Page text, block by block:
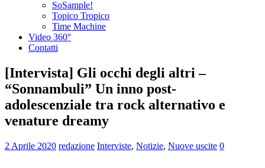
SoSample!
Topico Tropico
Time Machine
Video 360°
Contatti
[Intervista] Gli occhi degli altri –
“Sonnambuli” Un inno post-
adolescenziale tra rock alternativo e
venature dreamy
2 Aprile 2020 redazione Interviste, Notizie, Nuove uscite 0